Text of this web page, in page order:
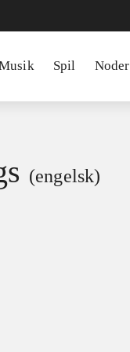
Spil Noder
(engelsk)